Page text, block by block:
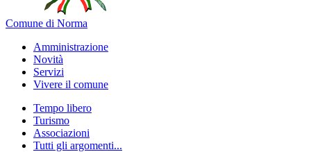
Comune di Norma
Amministrazione
Novità
Servizi
Vivere il comune
Tempo libero
Turismo
Associazioni
Tutti gli argomenti...